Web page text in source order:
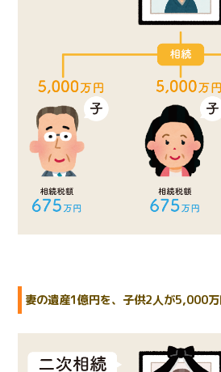
妻の遺産1億円を、子供2人が5,000